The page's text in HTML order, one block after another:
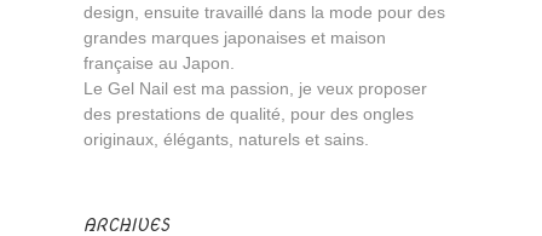
design, ensuite travaillé dans la mode pour des
grandes marques japonaises et maison
française au Japon.
Le Gel Nail est ma passion, je veux proposer
des prestations de qualité, pour des ongles
originaux, élégants, naturels et sains.
ARCHIVES